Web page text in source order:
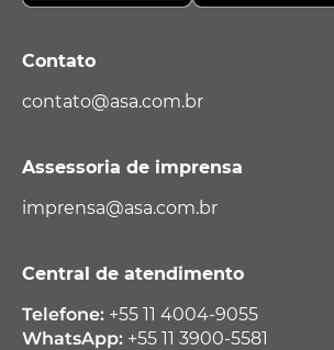
Contato
contato@asa.com.br
Assessoria de imprensa
imprensa@asa.com.br
Central de atendimento
Telefone: +55 11 4004-9055
WhatsApp: +55 11 3900-5581